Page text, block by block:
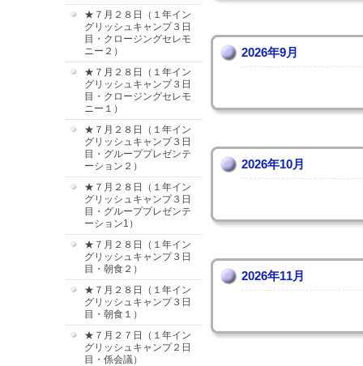
★７月２８日（１年イン
グリッシュキャンプ３日
目・クロージングセレモ
ニー２）
★７月２８日（１年イン
グリッシュキャンプ３日
目・クロージングセレモ
ニー１）
★７月２８日（１年イン
グリッシュキャンプ３日
目・グループプレゼンテ
ーション２）
★７月２８日（１年イン
グリッシュキャンプ３日
目・グループプレゼンテ
ーション1）
★７月２８日（１年イン
グリッシュキャンプ３日
目・朝食２）
★７月２８日（１年イン
グリッシュキャンプ３日
目・朝食１）
★７月２７日（１年イン
グリッシュキャンプ２日
目・係会議）
2026年9月
2026年10月
2026年11月